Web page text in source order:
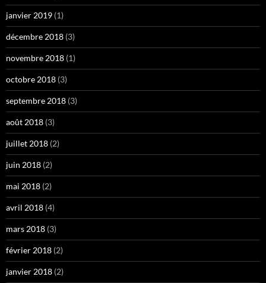
janvier 2019 (1)
décembre 2018 (3)
novembre 2018 (1)
octobre 2018 (3)
septembre 2018 (3)
août 2018 (3)
juillet 2018 (2)
juin 2018 (2)
mai 2018 (2)
avril 2018 (4)
mars 2018 (3)
février 2018 (2)
janvier 2018 (2)